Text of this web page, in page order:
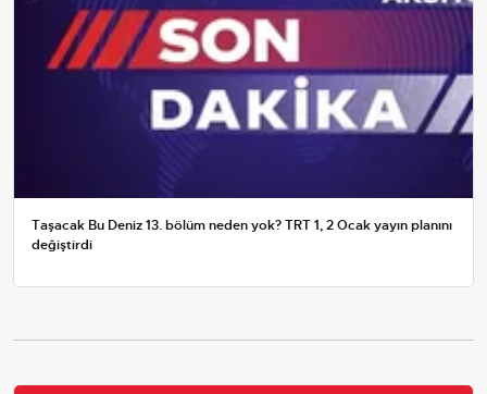
Taşacak Bu Deniz 13. bölüm neden yok? TRT 1, 2 Ocak yayın planını
değiştirdi